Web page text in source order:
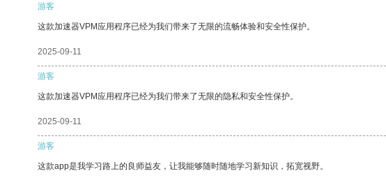
游客
这款加速器VPM应用程序已经为我们带来了无限的流畅体验和安全性保护。
2025-09-11
游客
这款加速器VPM应用程序已经为我们带来了无限的隐私和安全性保护。
2025-09-11
游客
这款app是我学习路上的良师益友，让我能够随时随地学习新知识，拓宽视野。